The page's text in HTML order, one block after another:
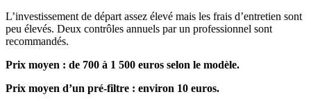
L’investissement de départ assez élevé mais les frais d’entretien sont
peu élevés. Deux contrôles annuels par un professionnel sont
recommandés.
Prix moyen : de 700 à 1 500 euros selon le modèle.
Prix moyen d’un pré-filtre : environ 10 euros.